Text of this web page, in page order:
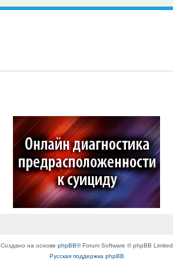
Создано на основе phpBB® Forum Software © phpBB Limited
Русская поддержка phpBB